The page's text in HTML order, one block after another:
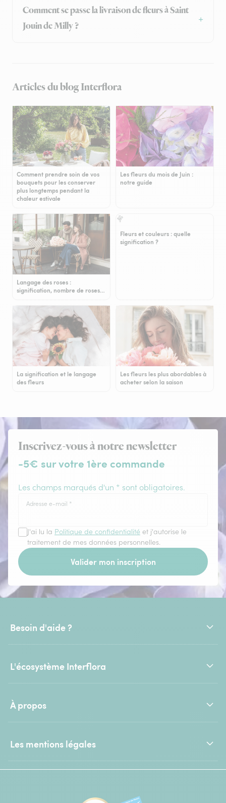
Comment se passe la livraison de fleurs à Saint
Jouin de Milly ?
Articles du blog Interflora
Comment prendre soin de vos
bouquets pour les conserver
plus longtemps pendant la
chaleur estivale
Les fleurs du mois de Juin :
notre guide
Langage des roses :
signification, nombre de roses…
Fleurs et couleurs : quelle
signification ?
La signification et le langage
des fleurs
Les fleurs les plus abordables à
acheter selon la saison
Inscrivez-vous à notre newsletter
-5€ sur votre 1ère commande
Les champs marqués d'un * sont obligatoires.
Adresse e-mail *
J'ai lu la Politique de confidentialité et j'autorise le
traitement de mes données personnelles.
Valider mon inscription
Besoin d'aide ?
L'écosystème Interflora
À propos
Les mentions légales